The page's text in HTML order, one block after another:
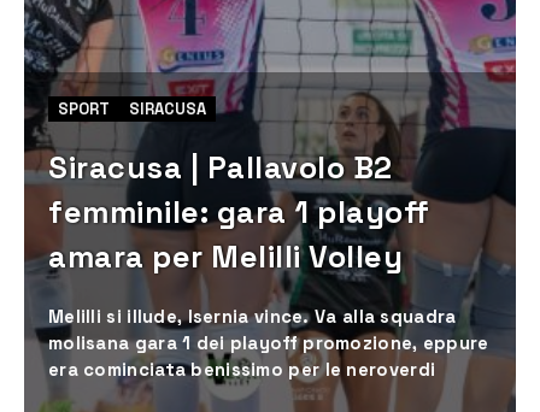
SPORT SIRACUSA
Siracusa | Pallavolo B2
femminile: gara 1 playoff
amara per Melilli Volley
Melilli si illude, Isernia vince. Va alla squadra
molisana gara 1 dei playoff promozione, eppure
era cominciata benissimo per le neroverdi